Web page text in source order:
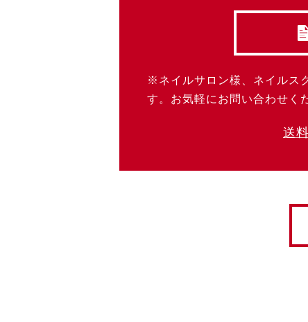
※ネイルサロン様、ネイルス
す。お気軽にお問い合わせく
送